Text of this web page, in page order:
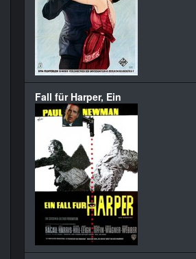
Fall für Harper, Ein